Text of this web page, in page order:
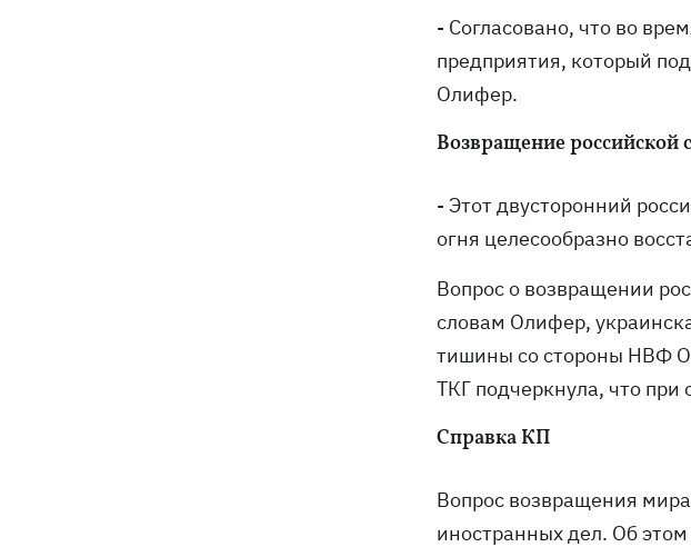
- Согласовано, что во
предприятия, который
Олифер.
Возвращение
- Этот двусторонний
огня целесообразно
Вопрос о возвращении
словам Олифер,
тишины со стороны НВФ
ТКГ подчеркнула, что
Справка КП
Вопрос возвращения
иностранных дел. Об